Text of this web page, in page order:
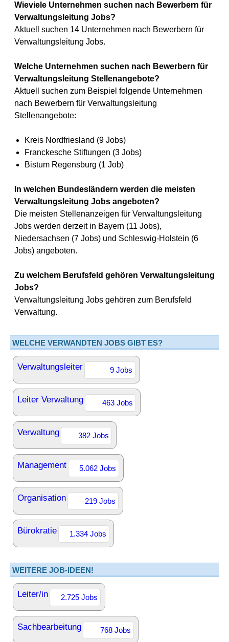
Wieviele Unternehmen suchen nach Bewerbern für
Verwaltungsleitung Jobs?
Aktuell suchen 14 Unternehmen nach Bewerbern für
Verwaltungsleitung Jobs.
Welche Unternehmen suchen nach Bewerbern für
Verwaltungsleitung Stellenangebote?
Aktuell suchen zum Beispiel folgende Unternehmen
nach Bewerbern für Verwaltungsleitung
Stellenangebote:
Kreis Nordfriesland (9 Jobs)
Franckesche Stiftungen (3 Jobs)
Bistum Regensburg (1 Job)
In welchen Bundesländern werden die meisten
Verwaltungsleitung Jobs angeboten?
Die meisten Stellenanzeigen für Verwaltungsleitung
Jobs werden derzeit in Bayern (11 Jobs),
Niedersachsen (7 Jobs) und Schleswig-Holstein (6
Jobs) angeboten.
Zu welchem Berufsfeld gehören Verwaltungsleitung
Jobs?
Verwaltungsleitung Jobs gehören zum Berufsfeld
Verwaltung.
WELCHE VERWANDTEN JOBS GIBT ES?
Verwaltungsleiter 9 Jobs
Leiter Verwaltung 463 Jobs
Verwaltung 382 Jobs
Management 5.062 Jobs
Organisation 219 Jobs
Bürokratie 1.334 Jobs
WEITERE JOB-IDEEN!
Leiter/in 2.725 Jobs
Sachbearbeitung 768 Jobs